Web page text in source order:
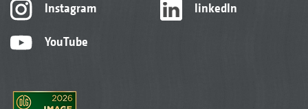
Instagram
YouTube
linkedIn